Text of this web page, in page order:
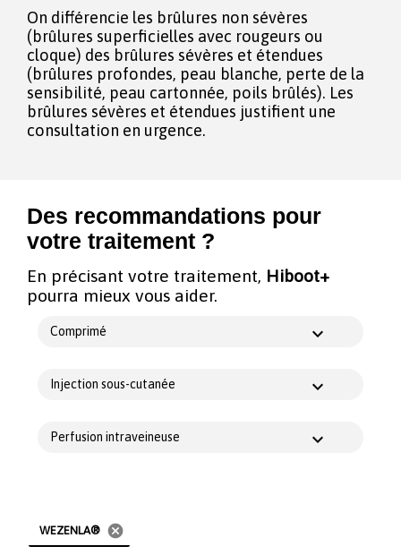
On différencie les brûlures non sévères
(brûlures superficielles avec rougeurs ou
cloque) des brûlures sévères et étendues
(brûlures profondes, peau blanche, perte de la
sensibilité, peau cartonnée, poils brûlés). Les
brûlures sévères et étendues justifient une
consultation en urgence.
Des recommandations pour
votre traitement ?
En précisant votre traitement, Hiboot+
pourra mieux vous aider.
Comprimé
Injection sous-cutanée
Perfusion intraveineuse
WEZENLA® cancel